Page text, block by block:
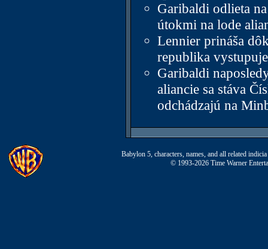
Garibaldi odlieta
útokmi na lode
Lennier prináša
republika
Garibaldi
aliancie sa stáva
odchádzajú na
Babylon 5, characters, names, and all related
© 1993-2026 Time Warner